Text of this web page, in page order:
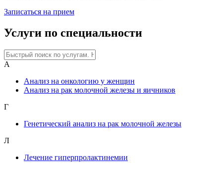
Записаться на прием
Услуги по специальности
А
Анализ на онкологию у женщин
Анализ на рак молочной железы и яичников
Г
Генетический анализ на рак молочной железы
Л
Лечение гиперпролактинемии